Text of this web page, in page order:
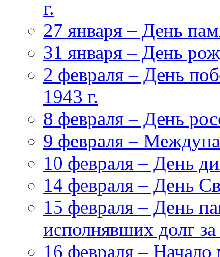
г.
27 января – День
31 января – День
2 февраля – День
1943 г.
8 февраля – День
9 февраля –
10 февраля – День
14 февраля – День
15 февраля – День
исполнявших долг
16 февраля –